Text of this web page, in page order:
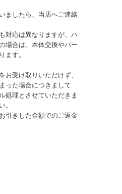
ましたら、当店へご連絡
対応は異なりますが、ハ
場合は、本体交換やパー
ます。
お受け取りいただけず、
った場合につきまして
処理とさせていただきま
。
引きした金額でのご返金